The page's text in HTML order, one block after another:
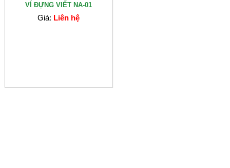
VÍ ĐỰNG VIẾT NA-01
Giá: Liên hệ